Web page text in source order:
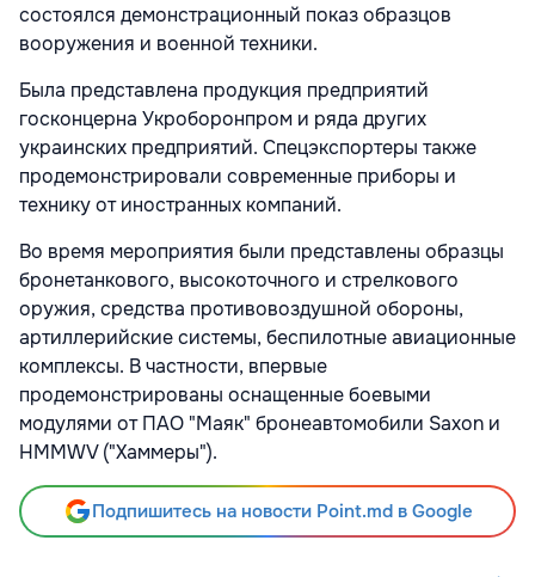
состоялся демонстрационный показ образцов
вооружения и военной техники.
Была представлена продукция предприятий
госконцерна Укроборонпром и ряда других
украинских предприятий. Спецэкспортеры также
продемонстрировали современные приборы и
технику от иностранных компаний.
Во время мероприятия были представлены образцы
бронетанкового, высокоточного и стрелкового
оружия, средства противовоздушной обороны,
артиллерийские системы, беспилотные авиационные
комплексы. В частности, впервые
продемонстрированы оснащенные боевыми
модулями от ПАО "Маяк" бронеавтомобили Saxon и
HMMWV ("Хаммеры").
Подпишитесь на новости Point.md в Google